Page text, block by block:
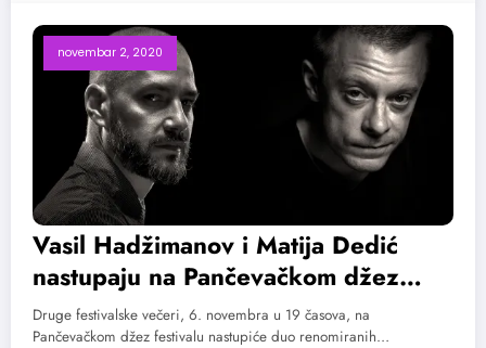
novembar 2, 2020
Vasil Hadžimanov i Matija Dedić
nastupaju na Pančevačkom džez
festivalu
Druge festivalske večeri, 6. novembra u 19 časova, na
Pančevačkom džez festivalu nastupiće duo renomiranih…